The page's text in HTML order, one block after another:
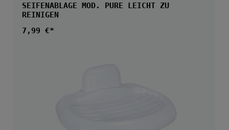
SEIFENABLAGE MOD. PURE LEICHT ZU
REINIGEN
Regulärer Preis:
7,99 €*